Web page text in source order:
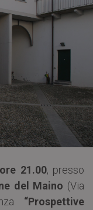
ore 21.00, presso
del Maino (Via
“Prospettive